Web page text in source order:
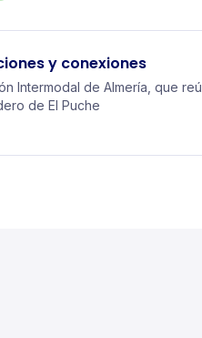
y conexiones
Intermodal de Almería, que
de El Puche